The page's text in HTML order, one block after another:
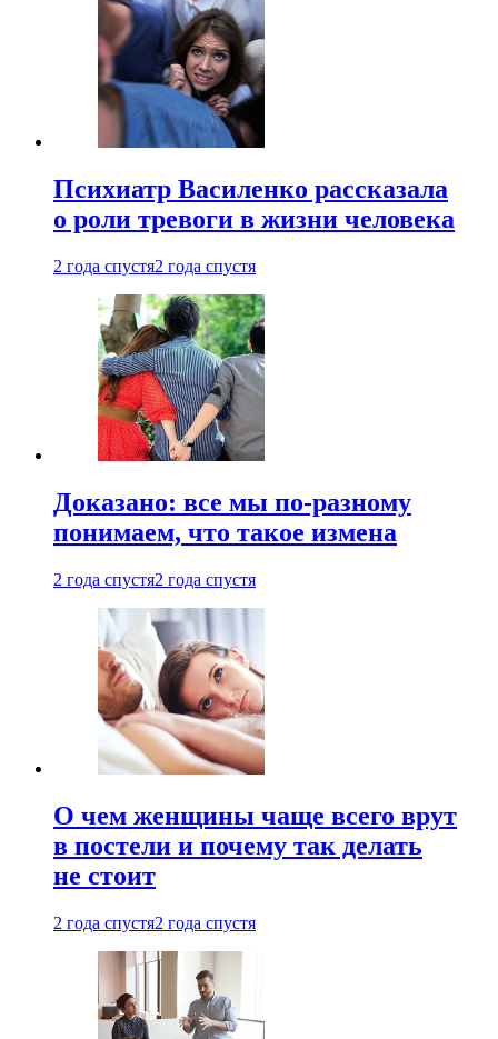
Психиатр Василенко рассказала
о роли тревоги в жизни человека
2 года спустя2 года спустя
Доказано: все мы по-разному
понимаем, что такое измена
2 года спустя2 года спустя
О чем женщины чаще всего врут
в постели и почему так делать
не стоит
2 года спустя2 года спустя